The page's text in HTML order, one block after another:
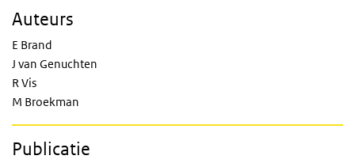
Auteurs
E Brand
J van Genuchten
R Vis
M Broekman
Publicatie